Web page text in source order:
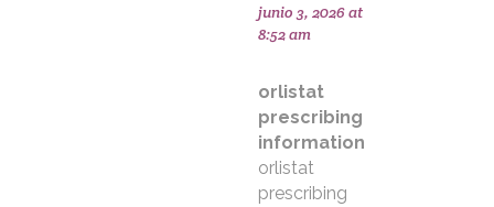
junio 3, 2026 at
8:52 am
orlistat
prescribing
information
orlistat
prescribing